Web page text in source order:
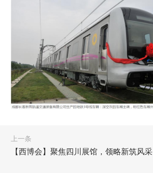
上一条
【西博会】聚焦四川展馆，领略新筑风采